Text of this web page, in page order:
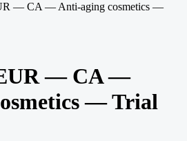
— CA — Anti-aging cosmetics —
— CA —
— Trial